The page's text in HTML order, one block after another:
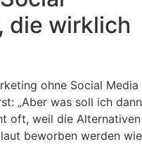
die wirklich
ohne Social Media
„Aber was soll ich dann
oft, weil die Alternativen
beworben werden wie